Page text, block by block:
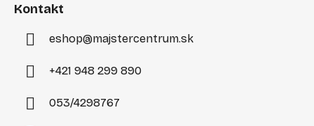
Kontakt
eshop@majstercentrum.sk
+421 948 299 890
053/4298767